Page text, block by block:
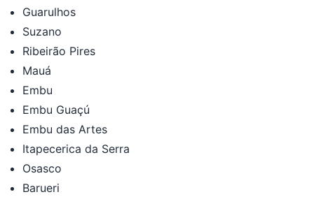
Guarulhos
Suzano
Ribeirão Pires
Mauá
Embu
Embu Guaçú
Embu das Artes
Itapecerica da Serra
Osasco
Barueri